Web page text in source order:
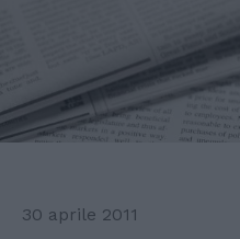
30 aprile 2011